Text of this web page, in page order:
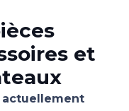
et